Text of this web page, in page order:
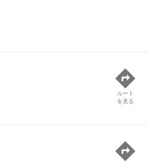
ルート
を見る